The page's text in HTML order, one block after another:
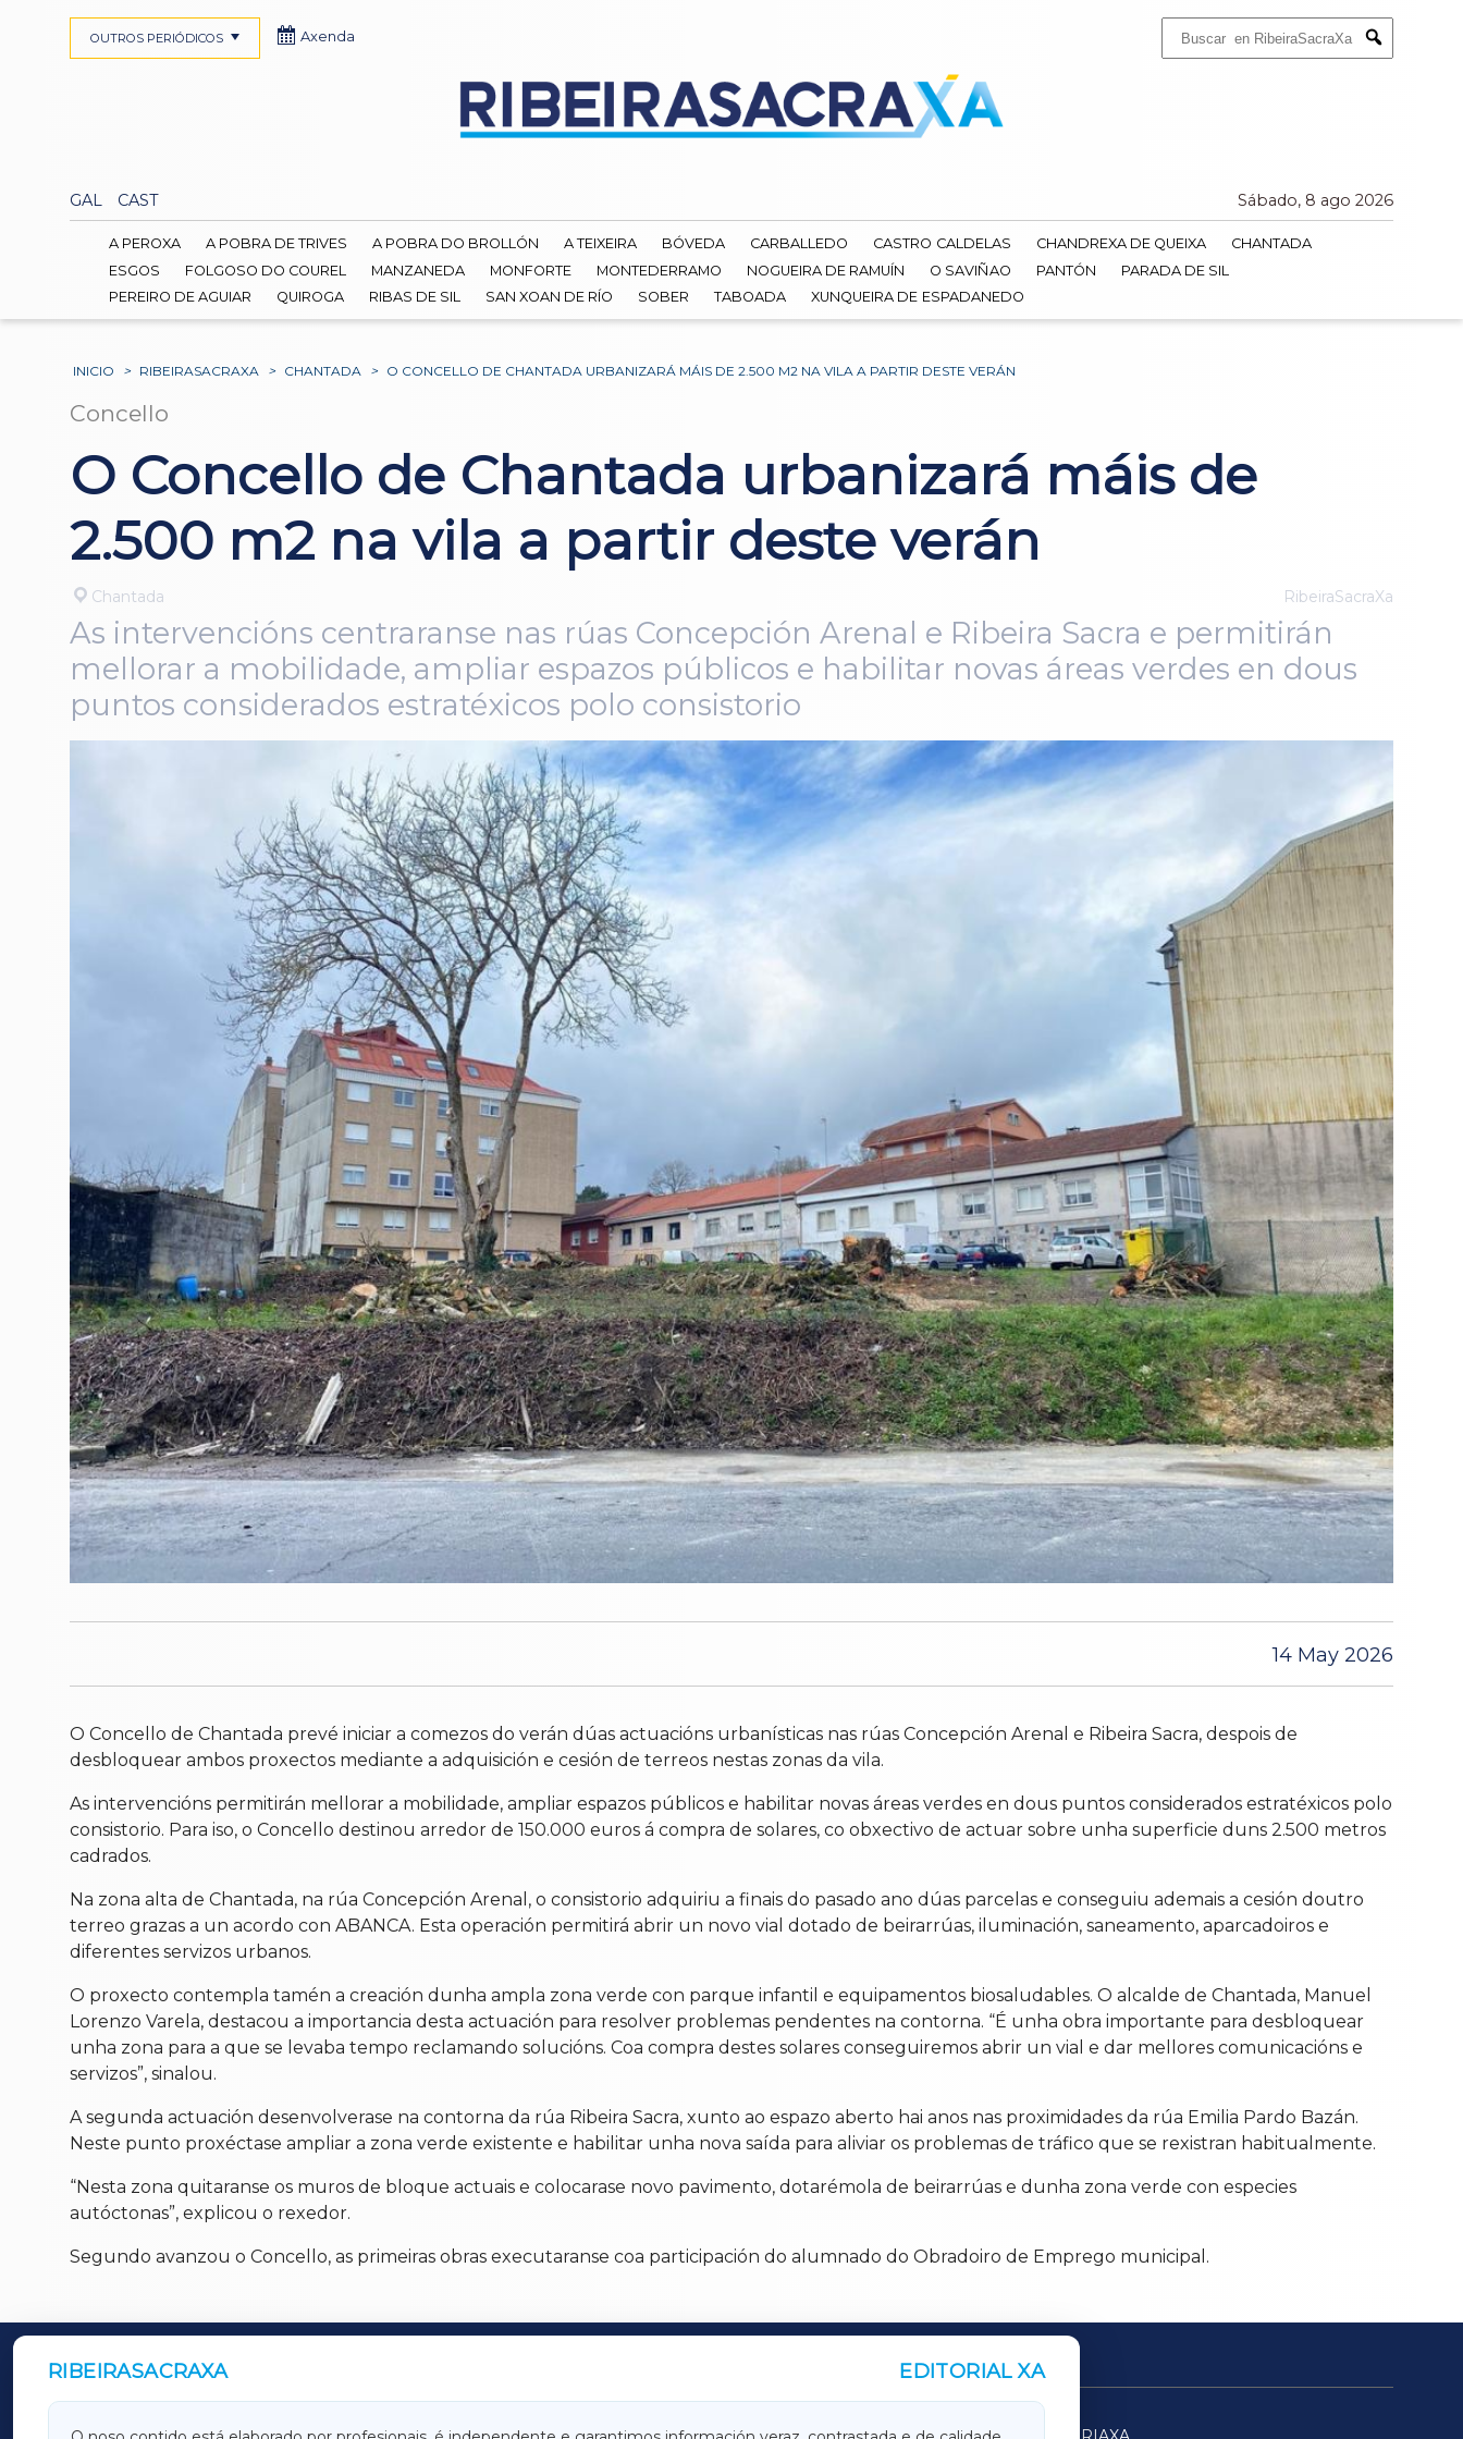
Submit
GAL CAST Sábado, 8 ago 2026
OUTROS PERIÓDICOS Axenda
A PEROXA A POBRA DE TRIVES A POBRA DO BROLLÓN A TEIXEIRA BÓVEDA CARBALLEDO CASTRO CALDELAS CHANDREXA DE QUEIXA
CHANTADA
ESGOS
FOLGOSO DO COUREL MANZANEDA MONFORTE MONTEDERRAMO NOGUEIRA DE RAMUÍN O SAVIÑAO PANTÓN
PARADA DE SIL
PEREIRO DE AGUIAR
QUIROGA RIBAS DE SIL SAN XOAN DE RÍO SOBER TABOADA XUNQUEIRA DE ESPADANEDO
INICIO > RIBEIRASACRAXA > CHANTADA > O CONCELLO DE CHANTADA URBANIZARÁ MÁIS DE 2.500 M2 NA VILA A PARTIR DESTE VERÁN
Concello
O Concello de Chantada urbanizará máis de
2.500 m2 na vila a partir deste verán
Chantada RibeiraSacraXa
As intervencións centraranse nas rúas Concepción Arenal e Ribeira Sacra e permitirán
mellorar a mobilidade, ampliar espazos públicos e habilitar novas áreas verdes en dous
puntos considerados estratéxicos polo consistorio
14 May 2026
O Concello de Chantada prevé iniciar a comezos do verán dúas actuacións urbanísticas nas rúas Concepción Arenal e Ribeira Sacra, despois de
desbloquear ambos proxectos mediante a adquisición e cesión de terreos nestas zonas da vila.
As intervencións permitirán mellorar a mobilidade, ampliar espazos públicos e habilitar novas áreas verdes en dous puntos considerados estratéxicos polo
consistorio. Para iso, o Concello destinou arredor de 150.000 euros á compra de solares, co obxectivo de actuar sobre unha superficie duns 2.500 metros
cadrados.
Na zona alta de Chantada, na rúa Concepción Arenal, o consistorio adquiriu a finais do pasado ano dúas parcelas e conseguiu ademais a cesión doutro
terreo grazas a un acordo con ABANCA. Esta operación permitirá abrir un novo vial dotado de beirarrúas, iluminación, saneamento, aparcadoiros e
diferentes servizos urbanos.
O proxecto contempla tamén a creación dunha ampla zona verde con parque infantil e equipamentos biosaludables. O alcalde de Chantada, Manuel
Lorenzo Varela, destacou a importancia desta actuación para resolver problemas pendentes na contorna. “É unha obra importante para desbloquear
unha zona para a que se levaba tempo reclamando solucións. Coa compra destes solares conseguiremos abrir un vial e dar mellores comunicacións e
servizos”, sinalou.
A segunda actuación desenvolverase na contorna da rúa Ribeira Sacra, xunto ao espazo aberto hai anos nas proximidades da rúa Emilia Pardo Bazán.
Neste punto proxéctase ampliar a zona verde existente e habilitar unha nova saída para aliviar os problemas de tráfico que se rexistran habitualmente.
“Nesta zona quitaranse os muros de bloque actuais e colocarase novo pavimento, dotarémola de beirarrúas e dunha zona verde con especies
autóctonas”, explicou o rexedor.
Segundo avanzou o Concello, as primeiras obras executaranse coa participación do alumnado do Obradoiro de Emprego municipal.
RIBEIRASACRAXA EDITORIAL XA
OUTROS PERIÓDICOS